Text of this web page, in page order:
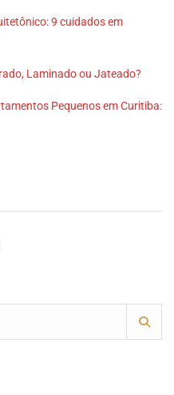
9 cuidados em
Laminado ou Jateado?
Pequenos em Curitiba: